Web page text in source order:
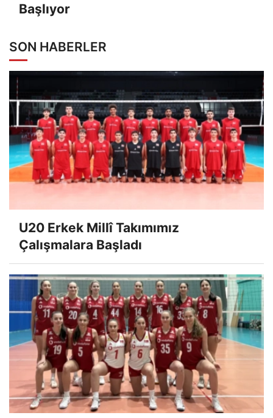
Başlıyor
SON HABERLER
U20 Erkek Millî Takımımız
Çalışmalara Başladı